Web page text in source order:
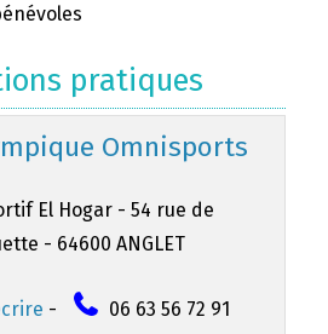
pratiques
Omnisports
El Hogar - 54 rue de
- 64600 ANGLET
- 06 63 56 72 91